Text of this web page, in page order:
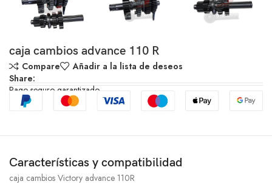
caja cambios advance 110 R
Compare
Añadir a la lista de deseos
Share:
Pago seguro garantizado
Características y compatibilidad
caja cambios Victory advance 110R